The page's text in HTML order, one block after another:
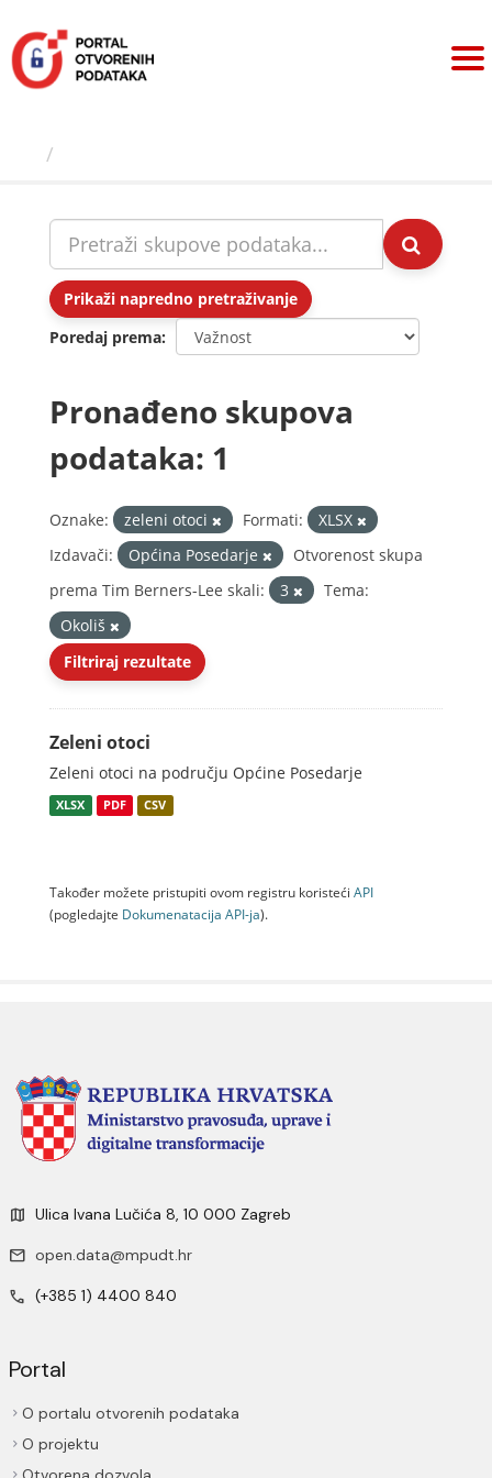
sadržaj
Prikaži napredno pretraživanje
Poredaj prema
Pronađeno skupova
podataka: 1
Oznake: zeleni otoci Formati:
XLSX
Izdavači:
Općina Posedarje
Otvorenost skupa
prema Tim Berners-Lee skali:
3
Tema:
Okoliš
Filtriraj rezultate
Zeleni otoci
Zeleni otoci na području Općine Posedarje
XLSX PDF CSV
Također možete pristupiti ovom registru koristeći API
(pogledajte Dokumenаtаcijа API-jа).